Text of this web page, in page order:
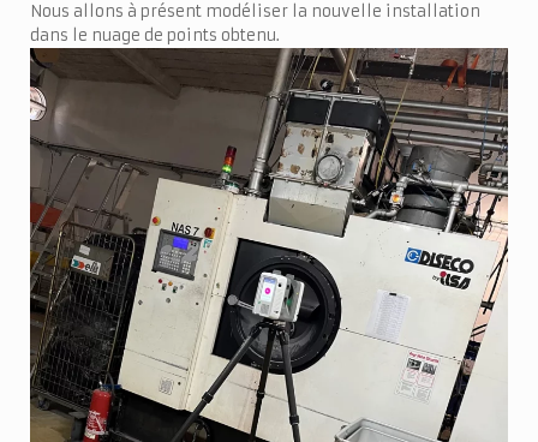
Nous allons à présent modéliser la nouvelle installation
dans le nuage de points obtenu.